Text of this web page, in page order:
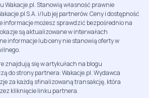
Wakacje.pl. Stanowią własność prawnie
S.A. i/lub jej partnerów. Ceny i dostępność
informacje możesz sprawdzić bezpośrednio na
są aktualizowane w interwałach
informacje lub ceny nie stanowią oferty w
znajdują się w artykułach na blogu
do strony partnera: Wakacje.pl. Wydawca
za każdą sfinalizowaną transakcję, która
kliknięcie linku partnera.